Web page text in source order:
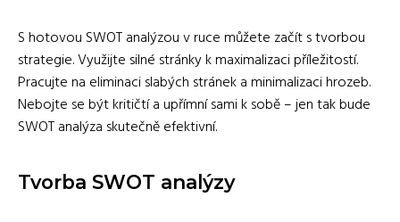
S hotovou SWOT analýzou v ruce můžete začít s tvorbou
strategie. Využijte silné stránky k maximalizaci příležitostí.
Pracujte na eliminaci slabých stránek a minimalizaci hrozeb.
Nebojte se být kritičtí a upřímní sami k sobě – jen tak bude
SWOT analýza skutečně efektivní.
Tvorba SWOT analýzy